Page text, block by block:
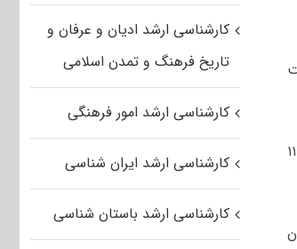
به گزارش مهر، آزمون کارشناسی ارشد گروه پزشکی سال ۱۴۰۱ در ۳۴ حوزه امتحانی برای ۴۳ رشته و ۱۱
کارشناسی ارشد ادیان و عرفان و
تاریخ فرهنگ و تمدن اسلامی
کارشناسی ارشد امور فرهنگی
کارشناسی ارشد ایران شناسی
کارشناسی ارشد باستان شناسی